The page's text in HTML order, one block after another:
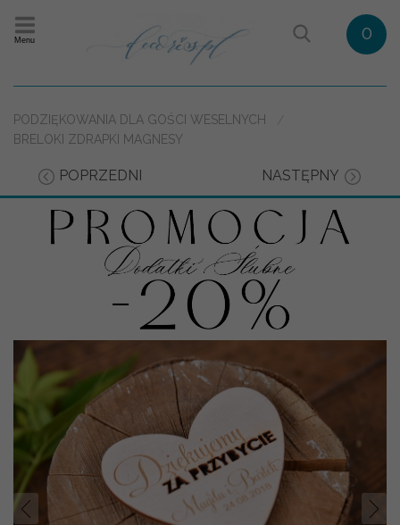
Menu 0
PODZIĘKOWANIA DLA GOŚCI WESELNYCH
BRELOKI ZDRAPKI MAGNESY
POPRZEDNI NASTĘPNY
Prev